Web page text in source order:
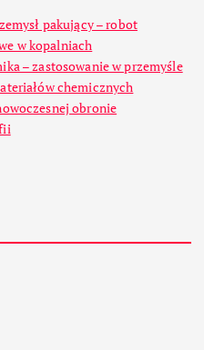
pakujący – robot
w kopalniach
– zastosowanie w przemyśle
chemicznych
obronie